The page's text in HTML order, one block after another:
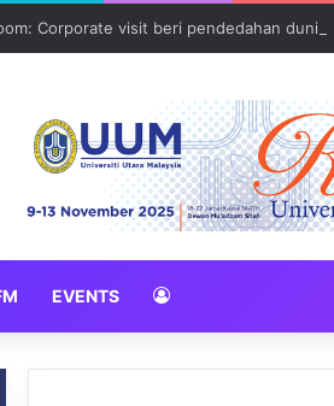
Corporate visit beri pendedahan dunia
EVENTS